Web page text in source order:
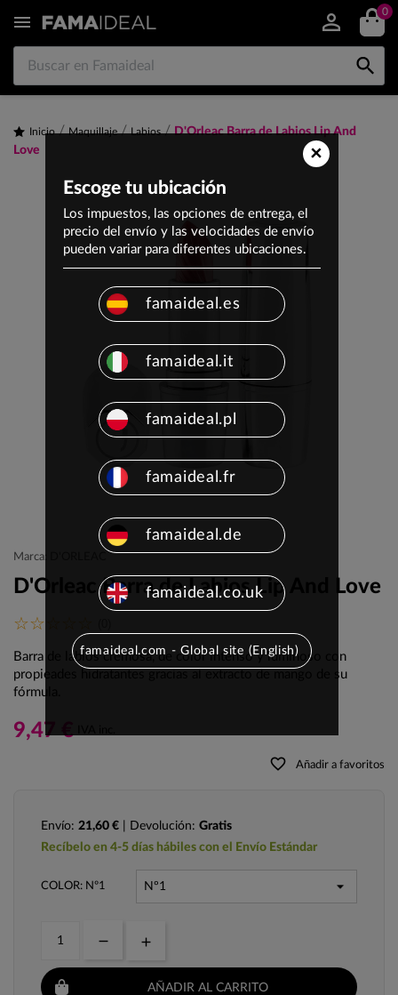
 0

Inicio Maquillaje Labios
D'Orleac Barra de Labios Lip And
Love
Marca: D'ORLEAC
D'Orleac Barra de Labios Lip And Love
Barra de labios cremosa, de color intenso y luminoso con
propieades hidratantes gracias al extracto de mango de su
fórmula.
9,47 €
favorite_border Añadir a favoritos
Envío: 21,60 € | Devolución: Gratis
Recíbelo en 4-5 días hábiles con el Envío Estándar
COLOR: Nº1
AÑADIR AL CARRITO
×
Escoge tu ubicación
Los impuestos, las opciones de entrega, el
precio del envío y las velocidades de envío
pueden variar para diferentes ubicaciones.
famaideal.es
famaideal.it
famaideal.pl
famaideal.fr
famaideal.de
famaideal.co.uk
famaideal.com - Global site (English)